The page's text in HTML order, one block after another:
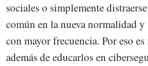
sociales o simplemente
común en la nueva normalidad y
con mayor frecuencia. Por eso
además de educarlos en